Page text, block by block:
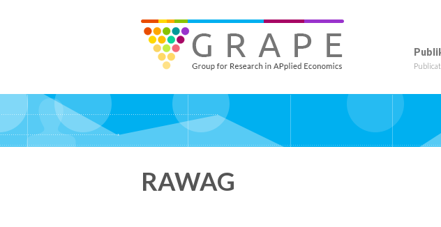
GRAPE - Group for Research in APplied Economics
RAWAG